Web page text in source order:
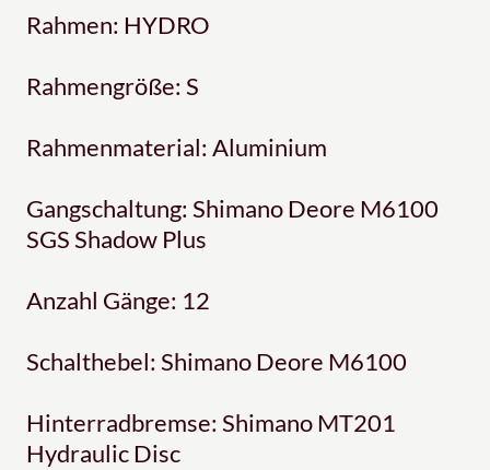
Rahmen: HYDRO
Rahmengröße: S
Rahmenmaterial: Aluminium
Gangschaltung: Shimano Deore M6100
SGS Shadow Plus
Anzahl Gänge: 12
Schalthebel: Shimano Deore M6100
Hinterradbremse: Shimano MT201
Hydraulic Disc